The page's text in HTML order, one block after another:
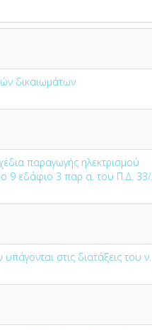
δικαιωμάτων
παραγωγής ηλεκτρισμού
9 εδάφιο 3 παρ α. του Π.Δ. 33/
στις διατάξεις του ν.